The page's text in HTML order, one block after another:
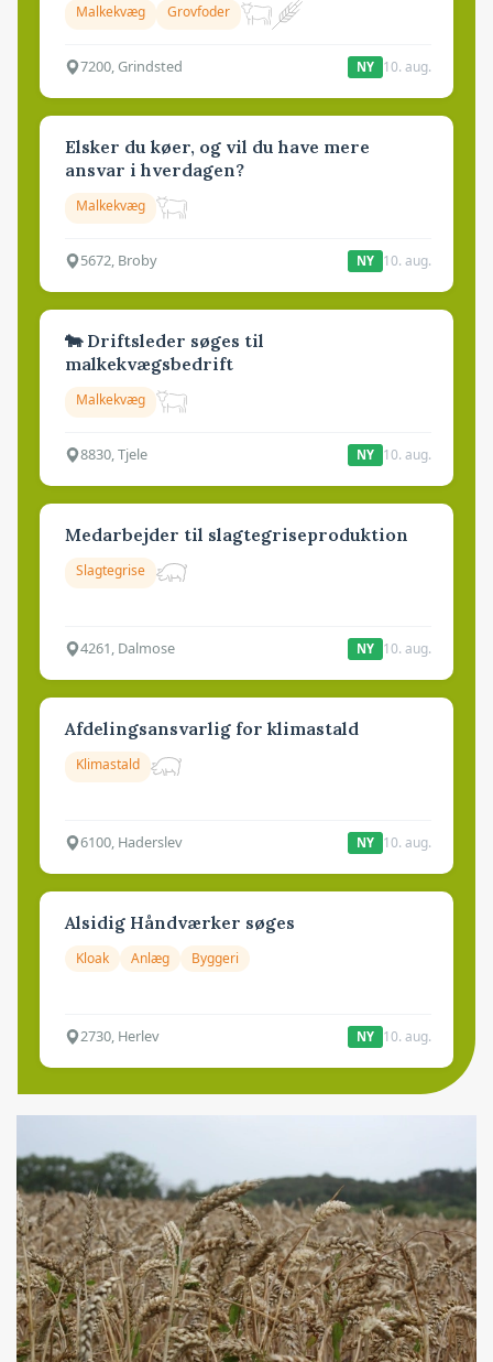
Malkekvæg Grovfoder
7200, Grindsted NY 10. aug.
Elsker du køer, og vil du have mere
ansvar i hverdagen?
Malkekvæg
5672, Broby NY 10. aug.
🐄 Driftsleder søges til
malkekvægsbedrift
Malkekvæg
8830, Tjele NY 10. aug.
Medarbejder til slagtegriseproduktion
Slagtegrise
4261, Dalmose NY 10. aug.
Afdelingsansvarlig for klimastald
Klimastald
6100, Haderslev NY 10. aug.
Alsidig Håndværker søges
Kloak Anlæg Byggeri
2730, Herlev NY 10. aug.